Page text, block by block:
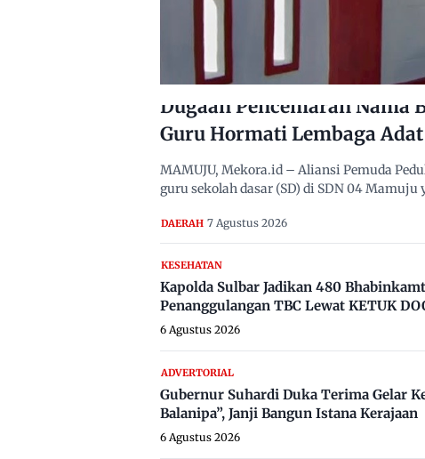
Dugaan Pencemaran Nama
Guru Hormati Lembaga
MAMUJU, Mekora.id – Aliansi Pemuda
guru sekolah dasar (SD) di SDN 04 Mamuju
DAERAH 7 Agustus 2026
KESEHATAN
Kapolda Sulbar Jadikan 480
Penanggulangan TBC Lewat KETUK
6 Agustus 2026
ADVERTORIAL
Gubernur Suhardi Duka Terima Gelar
Balanipa”, Janji Bangun Istana Kerajaan
6 Agustus 2026